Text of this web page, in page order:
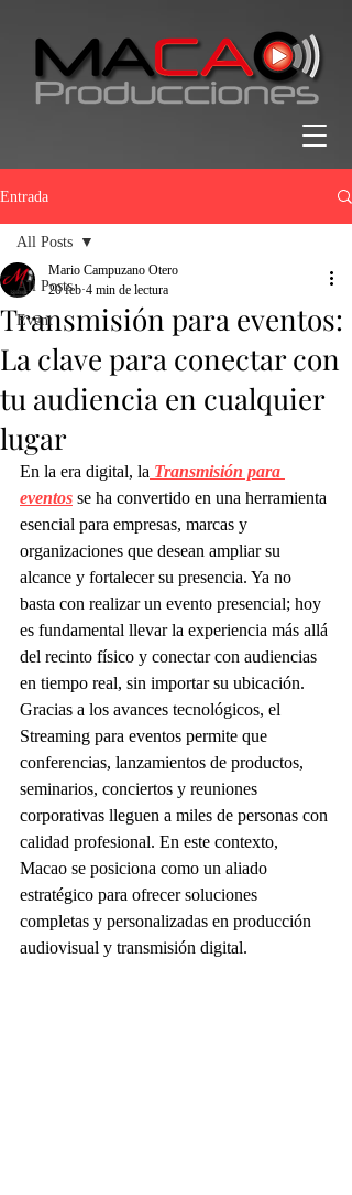
Entrada
All Posts
Event
All Posts
Transmisión para eventos:
La clave para conectar con
tu audiencia en cualquier
lugar
Mario Campuzano Otero
20 feb 4 min de lectura
En la era digital, la Transmisión para
eventos se ha convertido en una herramienta
esencial para empresas, marcas y
organizaciones que desean ampliar su
alcance y fortalecer su presencia. Ya no
basta con realizar un evento presencial; hoy
es fundamental llevar la experiencia más allá
del recinto físico y conectar con audiencias
en tiempo real, sin importar su ubicación.
Gracias a los avances tecnológicos, el
Streaming para eventos permite que
conferencias, lanzamientos de productos,
seminarios, conciertos y reuniones
corporativas lleguen a miles de personas con
calidad profesional. En este contexto,
Macao se posiciona como un aliado
estratégico para ofrecer soluciones
completas y personalizadas en producción
audiovisual y transmisión digital.